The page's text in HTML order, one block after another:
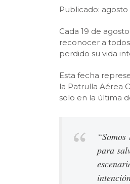
Publicado: agosto
Cada 19 de
reconocer a
perdido su vida
Esta fecha
la Patrulla Aérea
solo en la última
“Somos
para